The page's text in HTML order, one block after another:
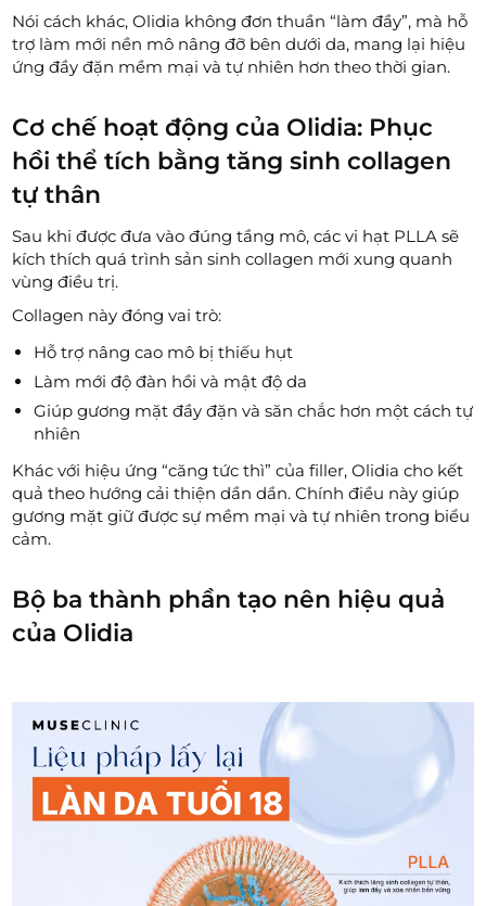
Nói cách khác, Olidia không đơn thuần “làm đầy”, mà hỗ
trợ làm mới nền mô nâng đỡ bên dưới da, mang lại hiệu
ứng đầy đặn mềm mại và tự nhiên hơn theo thời gian.
Cơ chế hoạt động của Olidia: Phục
hồi thể tích bằng tăng sinh collagen
tự thân
Sau khi được đưa vào đúng tầng mô, các vi hạt PLLA sẽ
kích thích quá trình sản sinh collagen mới xung quanh
vùng điều trị.
Collagen này đóng vai trò:
Hỗ trợ nâng cao mô bị thiếu hụt
Làm mới độ đàn hồi và mật độ da
Giúp gương mặt đầy đặn và săn chắc hơn một cách tự
nhiên
Khác với hiệu ứng “căng tức thì” của filler, Olidia cho kết
quả theo hướng cải thiện dần dần. Chính điều này giúp
gương mặt giữ được sự mềm mại và tự nhiên trong biểu
cảm.
Bộ ba thành phần tạo nên hiệu quả
của Olidia